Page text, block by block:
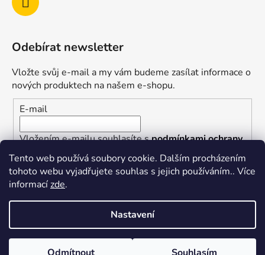
Tento web používá soubory cookie. Dalším procházením
tohoto webu vyjadřujete souhlas s jejich používáním.. Více
informacízde.
Nastavení
Odebírat newsletter
Vložte svůj e-mail a my vám budeme zasílat informace o
nových produktech na našem e-shopu.
E-mail
Vložením e-mailu souhlasíte spodmínkami ochrany
osobních údajů
PŘIHLÁSIT SE
Vytvořil Shoptet